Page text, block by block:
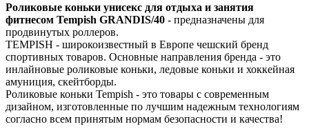
Роликовые коньки унисекс для отдыха и занятия
фитнесом Tempish GRANDIS/40 - предназначены для
продвинутых роллеров.
TEMPISH - широкоизвестный в Европе чешский бренд
спортивных товаров. Основные направления бренда - это
инлайновые роликовые коньки, ледовые коньки и хоккейная
амуниция, скейтборды.
Роликовые коньки Tempish - это товары с современным
дизайном, изготовленные по лучшим надежным технологиям
согласно всем принятым нормам безопасности и качества!